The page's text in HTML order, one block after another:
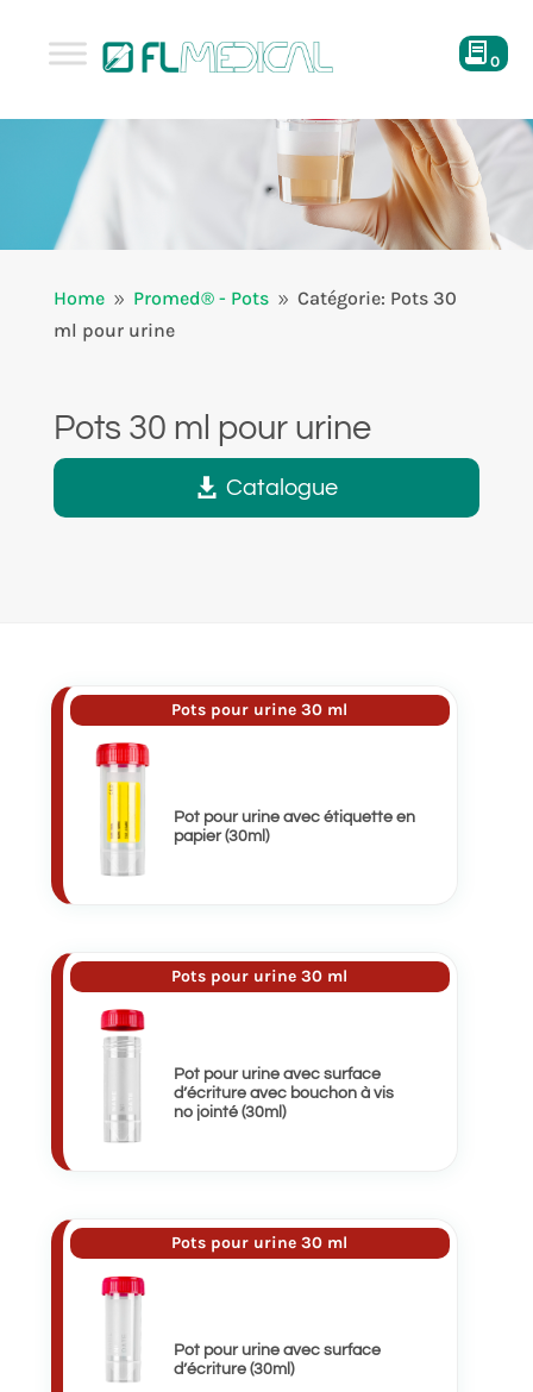
0
Home 9 Promed® - Pots 9 Catégorie: Pots 30
ml pour urine
Pots 30 ml pour urine
Catalogue
Pots pour urine 30 ml
Pot pour urine avec étiquette en
papier (30ml)
Pots pour urine 30 ml
Pot pour urine avec surface
d’écriture avec bouchon à vis
no jointé (30ml)
Pots pour urine 30 ml
Pot pour urine avec surface
d’écriture (30ml)